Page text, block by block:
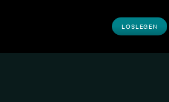
LOSLEGEN